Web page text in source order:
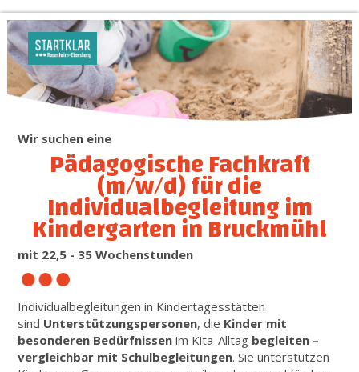
Wir suchen eine
Pädagogische Fachkraft
(m/w/d) für die
Individualbegleitung im
Kindergarten in Bruckmühl
mit 22,5 - 35 Wochenstunden
Individualbegleitungen in Kindertagesstätten
sind Unterstützungspersonen, die Kinder mit
besonderen Bedürfnissen im Kita-Alltag begleiten –
vergleichbar mit Schulbegleitungen. Sie unterstützen